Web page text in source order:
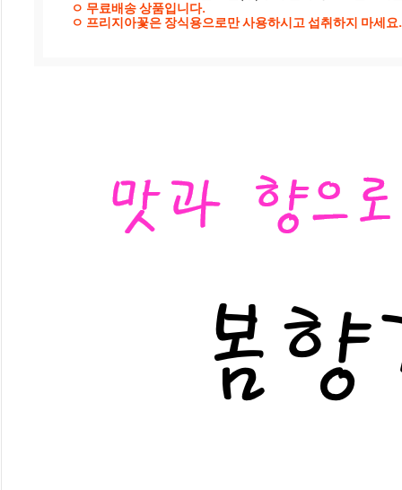
ㅇ 무료배송 상품입니다.
ㅇ 프리지아꽃은 장식용으로만 사용하시고 섭취하지 마세요.